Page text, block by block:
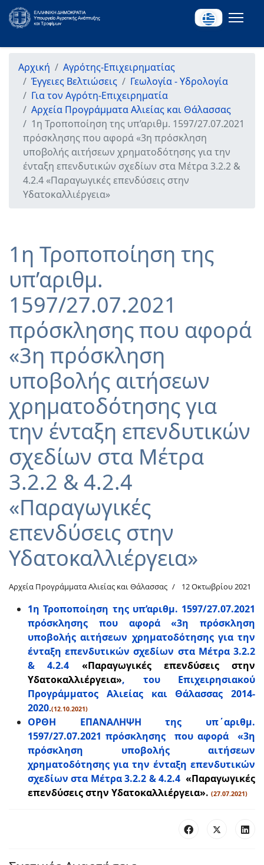
Αρχική
Αγρότης-Επιχειρηματίας
Έγγειες Βελτιώσεις
Γεωλογία - Υδρολογία
Για τον Αγρότη-Επιχειρηματία
Αρχεία Προγράμματα Αλιείας και Θάλασσας
1η Τροποποίηση της υπ’αριθμ. 1597/27.07.2021
πρόσκλησης που αφορά «3η πρόσκληση
υποβολής αιτήσεων χρηματοδότησης για την
ένταξη επενδυτικών σχεδίων στα Μέτρα 3.2.2 &
4.2.4 «Παραγωγικές επενδύσεις στην
Υδατοκαλλιέργεια»
1η Τροποποίηση της
υπ’αριθμ.
1597/27.07.2021
πρόσκλησης που αφορά
«3η πρόσκληση
υποβολής αιτήσεων
χρηματοδότησης για
την ένταξη επενδυτικών
σχεδίων στα Μέτρα
3.2.2 & 4.2.4
«Παραγωγικές
επενδύσεις στην
Υδατοκαλλιέργεια»
Αρχεία Προγράμματα Αλιείας και Θάλασσας 12 Οκτωβρίου 2021
1η Τροποποίηση της υπ’αριθμ. 1597/27.07.2021
πρόσκλησης που αφορά «3η πρόσκληση
υποβολής αιτήσεων χρηματοδότησης για την
ένταξη επενδυτικών σχεδίων στα Μέτρα 3.2.2
& 4.2.4 «Παραγωγικές επενδύσεις στην
Υδατοκαλλιέργεια», του Επιχειρησιακού
Προγράμματος Αλιείας και Θάλασσας 2014-
2020.(12.10.2021)
ΟΡΘΗ ΕΠΑΝΑΛΗΨΗ της υπ΄αριθμ.
1597/27.07.2021 πρόσκλησης που αφορά «3η
πρόσκληση υποβολής αιτήσεων
χρηματοδότησης για την ένταξη επενδυτικών
σχεδίων στα Μέτρα 3.2.2 & 4.2.4 «Παραγωγικές
επενδύσεις στην Υδατοκαλλιέργεια». (27.07.2021)